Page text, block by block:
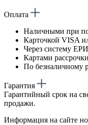
Оплата
Наличными при
Карточкой VISA
Через систему
Картами рассрочки
По безналичному
Гарантия
Гарантийный срок на
продажи.
Информация на сайте